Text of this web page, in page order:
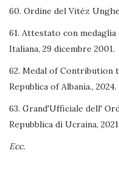
60. Ordine del Vitéz
61. Attestato con
Italiana, 29 dicembre 2001.
62. Medal of Contribution
Republica of Albania., 2024.
63. Grand'Ufficiale dell'
Repubblica di Ucraina, 2021.
Ecc.